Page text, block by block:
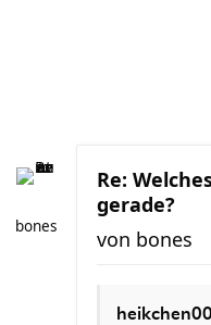
bones
Re:
gerade?
von bones